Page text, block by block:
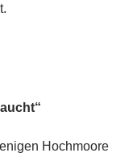
Hochmoore